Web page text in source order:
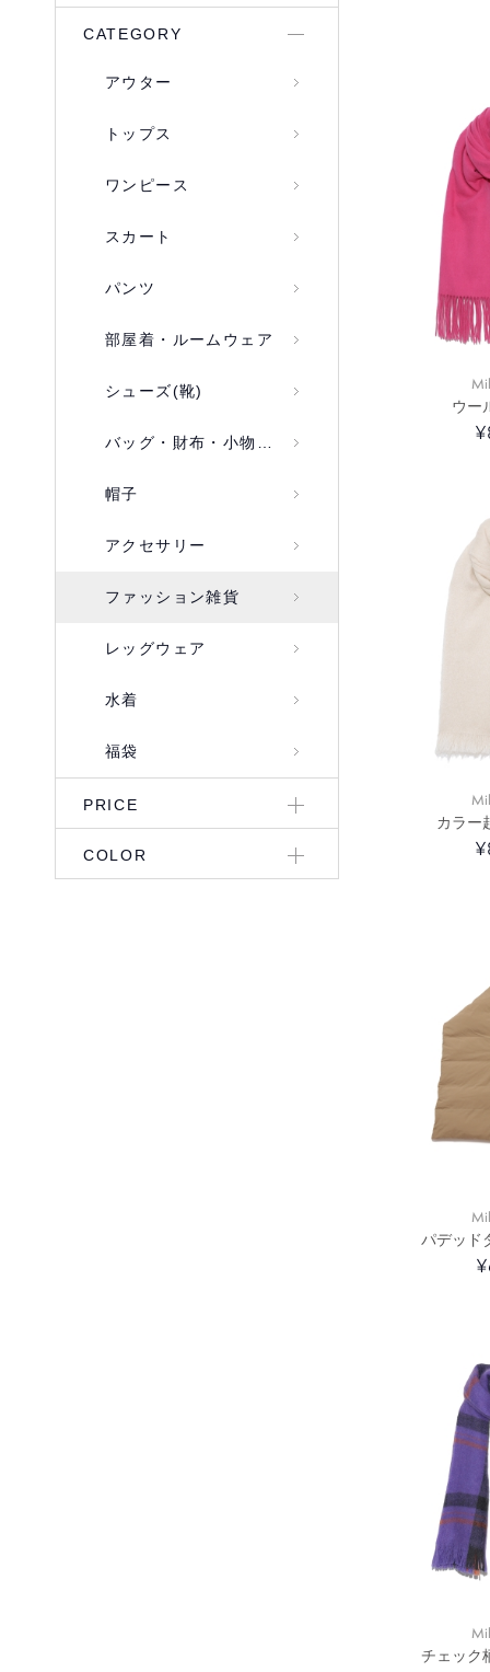
CATEGORY
アウター
トップス
ワンピース
スカート
パンツ
部屋着・ルームウェア
シューズ(靴)
バッグ・財布・小物入れ
帽子
アクセサリー
ファッション雑貨
レッグウェア
水着
福袋
PRICE
COLOR
ウー
カラー
パデッド
チェック